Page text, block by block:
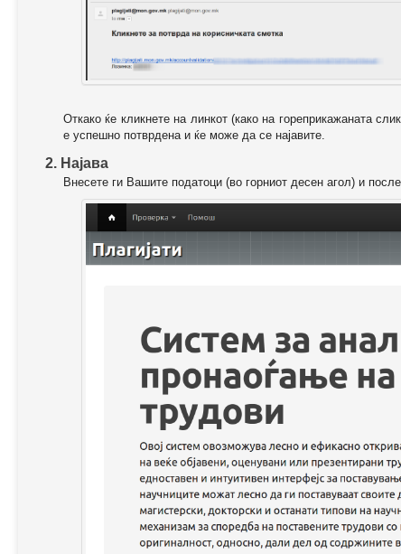
Откако ќе кликнете на линкот (како на гореприкажаната
е успешно потврдена и ќе може да се најавите.
2. Најава
Внесете ги Вашите податоци (во горниот десен агол) и